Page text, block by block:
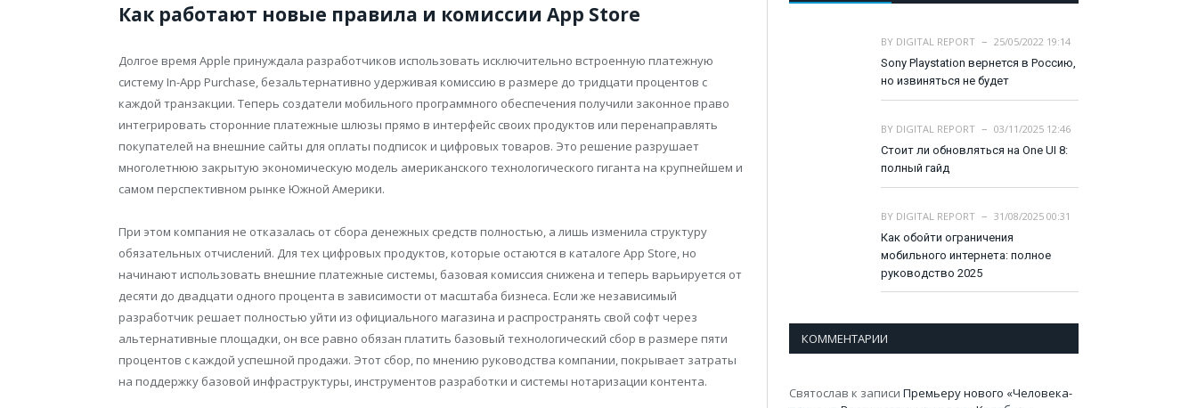
Как работают новые правила и комиссии App Store
Долгое время Apple принуждала разработчиков использовать исключительно встроенную платежную
систему In-App Purchase, безальтернативно удерживая комиссию в размере до тридцати процентов с
каждой транзакции. Теперь создатели мобильного программного обеспечения получили законное право
интегрировать сторонние платежные шлюзы прямо в интерфейс своих продуктов или перенаправлять
покупателей на внешние сайты для оплаты подписок и цифровых товаров. Это решение разрушает
многолетнюю закрытую экономическую модель американского технологического гиганта на крупнейшем и
самом перспективном рынке Южной Америки.
При этом компания не отказалась от сбора денежных средств полностью, а лишь изменила структуру
обязательных отчислений. Для тех цифровых продуктов, которые остаются в каталоге App Store, но
начинают использовать внешние платежные системы, базовая комиссия снижена и теперь варьируется от
десяти до двадцати одного процента в зависимости от масштаба бизнеса. Если же независимый
разработчик решает полностью уйти из официального магазина и распространять свой софт через
альтернативные площадки, он все равно обязан платить базовый технологический сбор в размере пяти
процентов с каждой успешной продажи. Этот сбор, по мнению руководства компании, покрывает затраты
на поддержку базовой инфраструктуры, инструментов разработки и системы нотаризации контента.
BY DIGITAL REPORT
25/05/2022 19:14
Sony Playstation вернется в Россию,
но извиняться не будет
BY DIGITAL REPORT
03/11/2025 12:46
Стоит ли обновляться на One UI 8:
полный гайд
BY DIGITAL REPORT
31/08/2025 00:31
Как обойти ограничения
мобильного интернета: полное
руководство 2025
КОММЕНТАРИИ
Святослав к записи Премьеру нового «Человека-